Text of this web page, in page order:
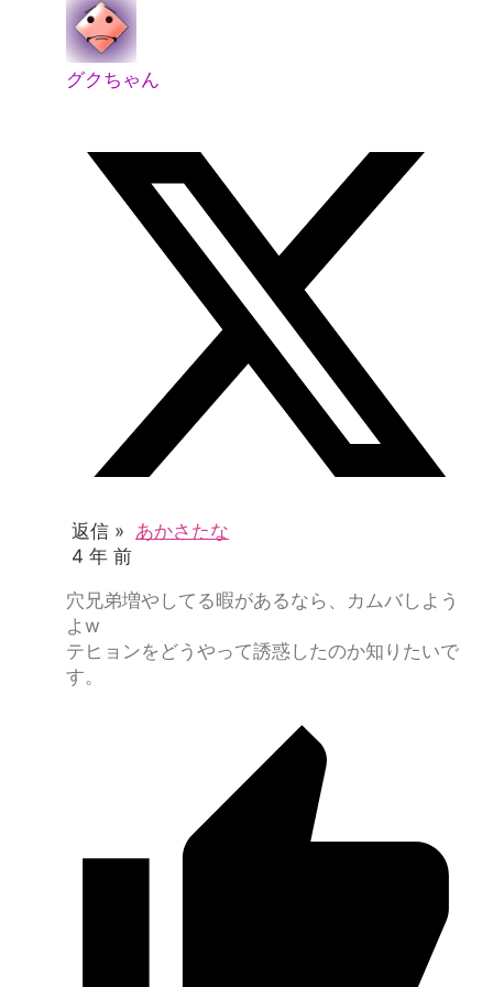
グクちゃん
返信 » あかさたな
4 年 前
穴兄弟増やしてる暇があるなら、カムバしよう
よw
テヒョンをどうやって誘惑したのか知りたいで
す。